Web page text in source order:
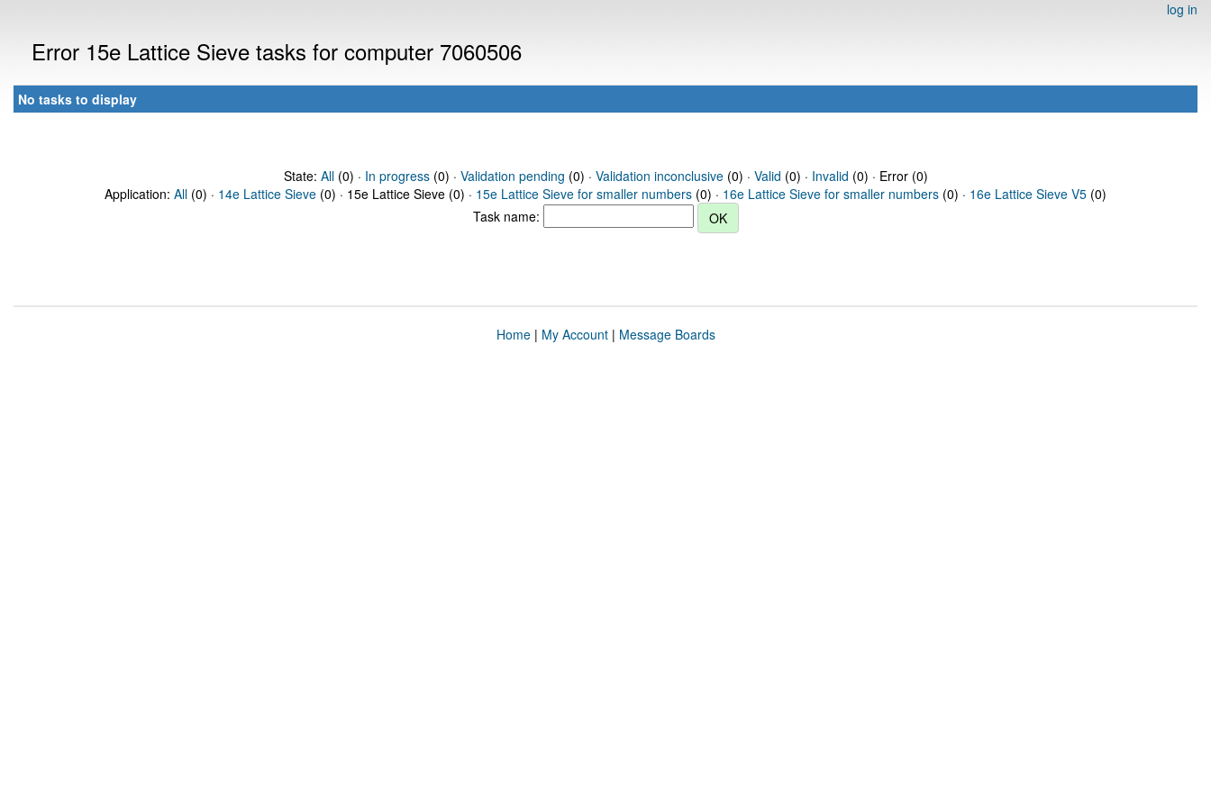
log in
Error 15e Lattice Sieve tasks for computer 7060506
No tasks to display
State: All(0) · In progress(0) · Validation pending (0) · Validation inconclusive(0) · Valid (0) · Invalid (0) · Error (0)
Application: All (0) · 14e Lattice Sieve (0) · 15e Lattice Sieve (0) · 15e Lattice Sieve for smaller numbers (0) · 16e Lattice Sieve for smaller numbers (0) · 16e Lattice Sieve V5 (0)
Task name:
Home| My Account| Message Boards